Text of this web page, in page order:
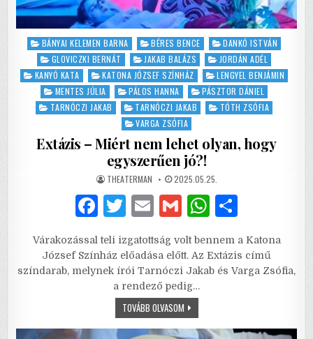
Posted
BÁNYAI KELEMEN BARNA BÉRES BENCE
DANKÓ ISTVÁN
GLOVICZKI BERNÁT
JAKAB BALÁZS
JORDÁN ADÉL
KANYÓ KATA
KATONA JÓZSEF SZÍNHÁZ
LENGYEL BENJÁMIN
MENTES JÚLIA
PÁLOS HANNA
PÁSZTOR DÁNIEL
TARNÓCZI JAKAB
TARNÓCZI JAKAB
TÓTH ZSÓFIA
VARGA ZSÓFIA
Extázis – Miért nem lehet olyan, hogy
egyszerűen jó?!
AUTHOR:
THEATERMAN PUBLISHED
DATE:
2025.05.25.
F
c
e
b
T
it
te
r
E
ai
l
G
ai
l
W
at
s
ar
e
Várakozással teli izgatottság volt bennem a Katona
József Színház előadása előtt. Az Extázis című
színdarab, melynek írói Tarnóczi Jakab és Varga Zsófia,
a rendező pedig…
TOVÁBB OLVASOMEXTÁZIS
–
MIÉRT
NEM